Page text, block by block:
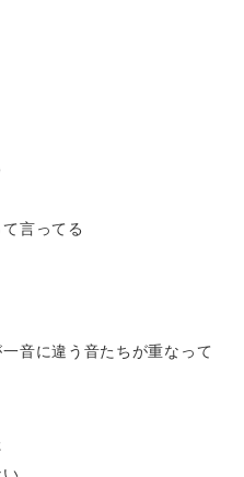
言ってる
音に違う音たちが重なって